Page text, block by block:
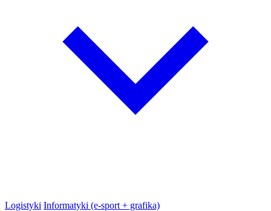
Logistyki Informatyki (e-sport + grafika)